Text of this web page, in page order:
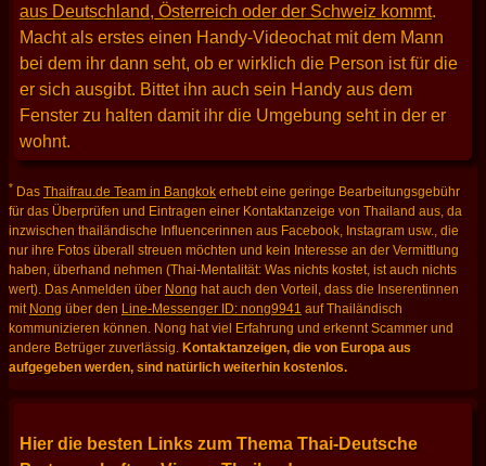
aus Deutschland, Österreich oder der Schweiz kommt.
Macht als erstes einen Handy-Videochat mit dem Mann
bei dem ihr dann seht, ob er wirklich die Person ist für die
er sich ausgibt. Bittet ihn auch sein Handy aus dem
Fenster zu halten damit ihr die Umgebung seht in der er
wohnt.
* Das Thaifrau.de Team in Bangkok erhebt eine geringe Bearbeitungsgebühr
für das Überprüfen und Eintragen einer Kontaktanzeige von Thailand aus, da
inzwischen thailändische Influencerinnen aus Facebook, Instagram usw., die
nur ihre Fotos überall streuen möchten und kein Interesse an der Vermittlung
haben, überhand nehmen (Thai-Mentalität: Was nichts kostet, ist auch nichts
wert). Das Anmelden über Nong hat auch den Vorteil, dass die Inserentinnen
mit Nong über den Line-Messenger ID: nong9941 auf Thailändisch
kommunizieren können. Nong hat viel Erfahrung und erkennt Scammer und
andere Betrüger zuverlässig. Kontaktanzeigen, die von Europa aus
aufgegeben werden, sind natürlich weiterhin kostenlos.
Hier die besten Links zum Thema Thai-Deutsche